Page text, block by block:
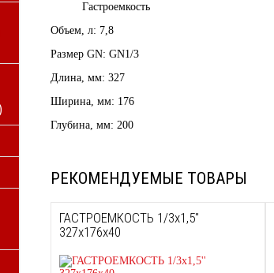
Гастроемкость
Объем, л: 7,8
Размер GN: GN1/3
Длина, мм: 327
Ширина, мм: 176
Глубина, мм: 200
РЕКОМЕНДУЕМЫЕ ТОВАРЫ
ГАСТРОЕМКОСТЬ 1/3х1,5''
327х176х40